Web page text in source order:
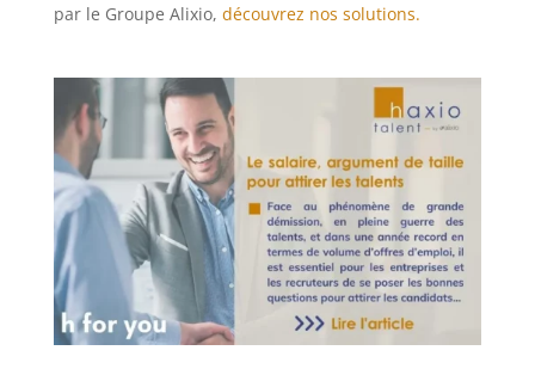
par le Groupe Alixio, découvrez nos solutions.